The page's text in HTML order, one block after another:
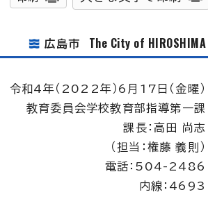
広島市 The City of HIROSHIMA
令和4年（2022年）6月17日（金曜）
教育委員会学校教育部指導第一課
課長：高田 尚志
（担当：権藤 義則）
電話：504-2486
内線：4693